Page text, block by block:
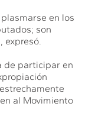
en los
son
expresó.
de participar en
al Movimiento